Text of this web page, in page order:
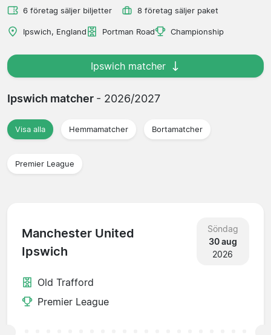
6 företag säljer biljetter 8 företag säljer paket
Ipswich, England Portman Road Championship
Ipswich matcher
Ipswich matcher - 2026/2027
Visa alla Hemmamatcher Bortamatcher
Premier League
Manchester United
Ipswich
Söndag
30 aug
2026
Old Trafford
Premier League